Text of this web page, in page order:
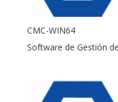
CMC-WIN64
Software de Gestión